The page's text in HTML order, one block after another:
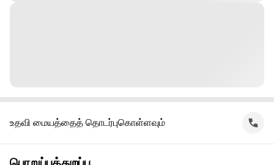
உதவி மையத்தைத் தொடர்புகொள்ளவும்